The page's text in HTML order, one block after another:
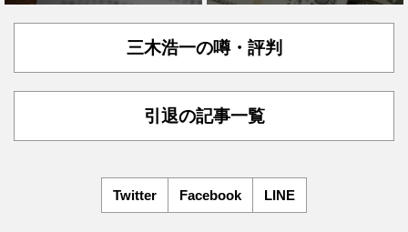
三木浩一の噂・評判
引退の記事一覧
Twitter Facebook LINE